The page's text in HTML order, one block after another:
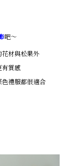
吧～
材與松果外
有質感
禮服都很適合